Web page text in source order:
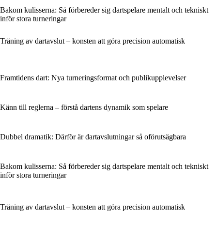
Bakom kulisserna: Så förbereder sig dartspelare mentalt och tekniskt
inför stora turneringar
Träning av dartavslut – konsten att göra precision automatisk
Framtidens dart: Nya turneringsformat och publikupplevelser
Känn till reglerna – förstå dartens dynamik som spelare
Dubbel dramatik: Därför är dartavslutningar så oförutsägbara
Bakom kulisserna: Så förbereder sig dartspelare mentalt och tekniskt
inför stora turneringar
Träning av dartavslut – konsten att göra precision automatisk